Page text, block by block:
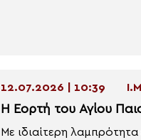
12.07.2026 | 10:39
Η Εορτή του Αγίου
Με ιδιαίτερη